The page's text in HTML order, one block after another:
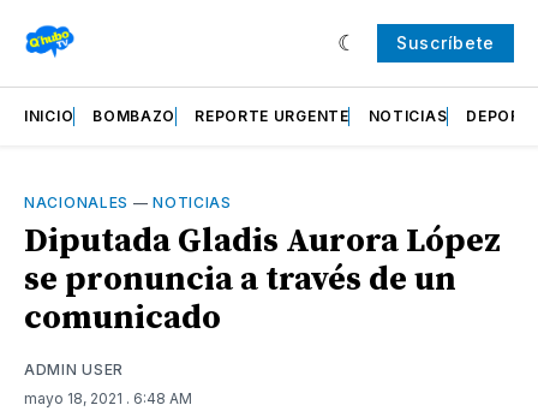
Suscríbete
INICIO BOMBAZO REPORTE URGENTE NOTICIAS
NACIONALES —NOTICIAS
Diputada Gladis Aurora López
se pronuncia a través de un
comunicado
ADMIN USER
mayo 18, 2021 . 6:48 AM